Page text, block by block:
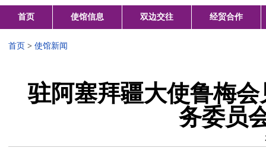
首页 使馆信息 双边交往 经贸合作
首页 > 使馆新闻
驻阿塞拜疆大使鲁梅
务委员